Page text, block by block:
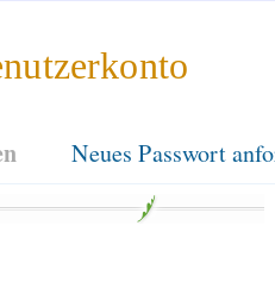
Neues Passwort